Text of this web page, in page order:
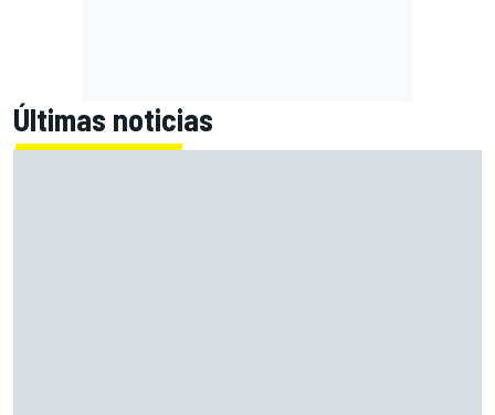
Últimas noticias